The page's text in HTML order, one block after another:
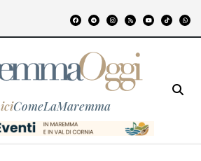
ComeLaMaremma